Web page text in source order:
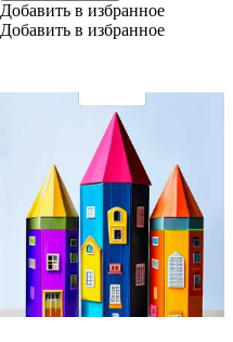
Великий"
Санкт-
38*45см
Добавить в избранное
Добавить в избранное